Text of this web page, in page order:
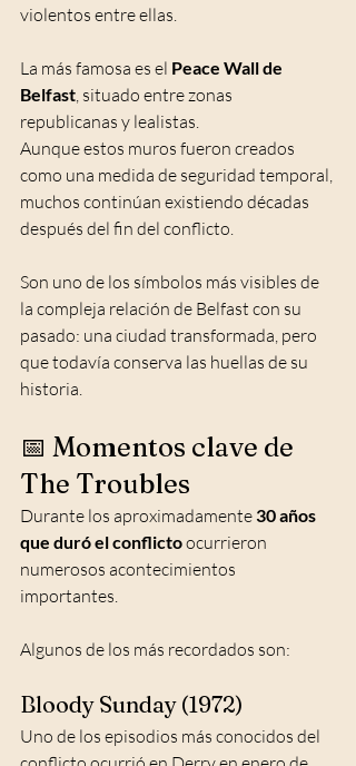
violentos entre ellas.
La más famosa es el Peace Wall de
Belfast , situado entre zonas
republicanas y lealistas.
Aunque estos muros fueron creados
como una medida de seguridad temporal,
muchos continúan existiendo décadas
después del fin del conflicto.
Son uno de los símbolos más visibles de
la compleja relación de Belfast con su
pasado: una ciudad transformada, pero
que todavía conserva las huellas de su
historia.
📅 Momentos clave de
The Troubles
Durante los aproximadamente 30 años
que duró el conflicto ocurrieron
numerosos acontecimientos
importantes.
Algunos de los más recordados son:
Bloody Sunday (1972)
Uno de los episodios más conocidos del